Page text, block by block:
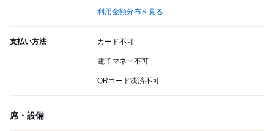
利用金額分布を見る
支払い方法 カード不可
電子マネー不可
QRコード決済不可
席・設備